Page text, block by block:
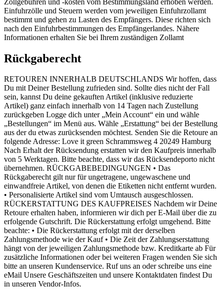
Einfuhrzölle und Steuern werden vom jeweiligen Einfuhrzollamt
bestimmt und gehen zu Lasten des Empfängers. Diese richten sich
nach den Einfuhrbestimmungen des Empfängerlandes. Nähere
Informationen erhalten Sie bei Ihrem zuständigen Zollamt
Rückgaberecht
RETOUREN INNERHALB DEUTSCHLANDS Wir hoffen, dass
Du mit Deiner Bestellung zufrieden sind. Sollte dies nicht der Fall
sein, kannst Du deine gekauften Artikel (inklusive reduzierte
Artikel) ganz einfach innerhalb von 14 Tagen nach Zustellung
zurückgeben Logge dich unter „Mein Account“ ein und wähle
„Bestellungen“ im Menü aus. Wähle „Erstattung“ bei der Bestellung
aus der du etwas zurücksenden möchtest. Senden Sie die Retoure an
folgende Adresse: Love it green Schrammsweg 4 20249 Hamburg
Nach Erhalt der Rücksendung erstatten wir den Kaufpreis innerhalb
von 5 Werktagen. Bitte beachte, dass wir das Rücksendeporto nicht
übernehmen. RÜCKGABEBEDINGUNGEN • Das
Rückgaberecht gilt nur für ungetragene, ungewaschene und
einwandfreie Artikel, von denen die Etiketten nicht entfernt wurden.
• Personalisierte Artikel sind vom Umtausch ausgeschlossen.
RÜCKERSTATTUNG DES KAUFPREISES Nachdem wir Deine
Retoure erhalten haben, informieren wir dich per E-Mail über die zu
erfolgende Gutschrift. Die Rückerstattung erfolgt umgehend. Bitte
beachte: • Die Rückerstattung erfolgt mit der derselben
Zahlungsmethode wie der Kauf • Die Zeit der Zahlungserstattung
hängt von der jeweiligen Zahlungsmethode bzw. Kreditkarte ab Für
zusätzliche Informationen oder bei weiteren Fragen wenden Sie sich
bitte an unseren Kundenservice. Ruf uns an oder schreibe uns eine
eMail Unsere Geschäftszeiten und unsere Kontaktdaten findest Du
in unseren Vendor-Infos.